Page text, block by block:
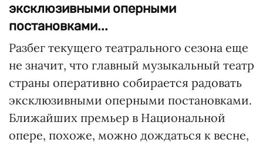
эксклюзивными оперными
постановками...
Разбег текущего театрального сезона еще
не значит, что главный музыкальный театр
страны оперативно собирается радовать
эксклюзивными оперными постановками.
Ближайших премьер в Национальной
опере, похоже, можно дождаться к весне,